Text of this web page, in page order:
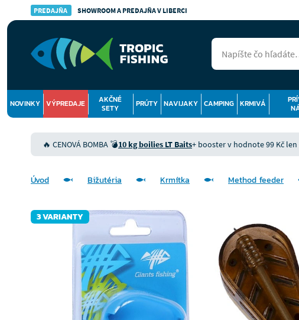
PREDAJŇA SHOWROOM A PREDAJŇA V LIBERCI
NOVINKY VÝPREDAJE
AKČNÉ
SETY
PRÚTY NAVIJAKY CAMPING KRMIVÁ
🔥 CENOVÁ BOMBA 💣10 kg boilies LT Baits+ booster v hodnote 99 Kč len
Úvod Bižutéria Krmítka Method feeder
3 VARIANTY